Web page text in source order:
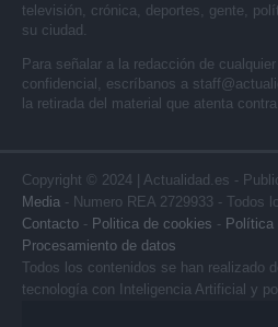
televisión, crónica, deportes, gente,
su ciudad.
Para señalar a la redacción de
confidencial, escríbanos a
la retirada del material que atenta
Copyright © 2024 | Actualidad.es -
Media - Numero REA 2729933 - Todos
Contacto - Politica de cookies - Política
Procesamiento de datos
Todos los contenidos se han realizado
tecnología con Inteligencia Artificial y